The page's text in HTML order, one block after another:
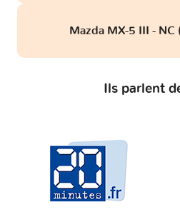
Mazda MX-5 III -
Ils parlent